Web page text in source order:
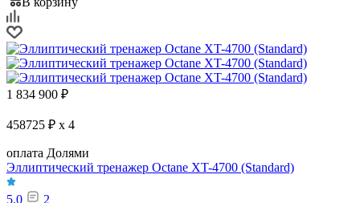
1 834 900 ₽
458725 ₽ x 4
оплата Долями
Эллиптический тренажер Octane XT-4700 (Standard)
5.0
2